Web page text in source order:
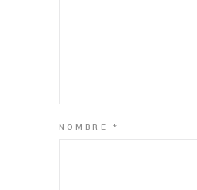
NOMBRE*